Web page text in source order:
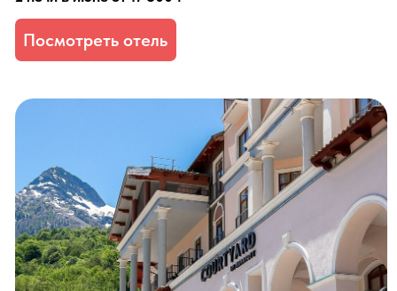
Вальсет Премиум
Роза Хутор • апартаменты для долгих выходных
Посмотреть отель